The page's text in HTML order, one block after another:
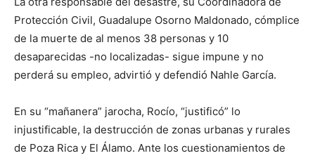
Protección Civil, Guadalupe Osorno Maldonado, cómplice
de la muerte de al menos 38 personas y 10
desaparecidas -no localizadas- sigue impune y no
perderá su empleo, advirtió y defendió Nahle García.
En su “mañanera” jarocha, Rocío, “justificó” lo
injustificable, la destrucción de zonas urbanas y rurales
de Poza Rica y El Álamo. Ante los cuestionamientos de